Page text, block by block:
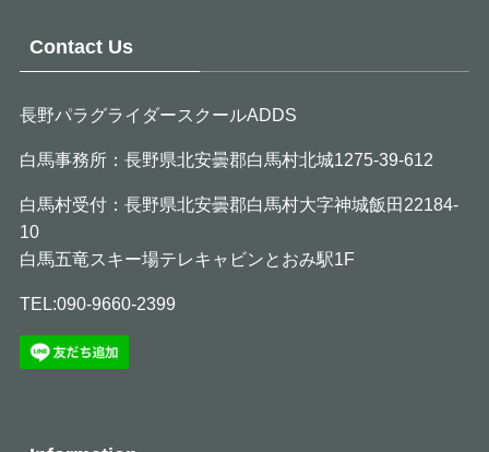
Contact Us
長野パラグライダースクールADDS
白馬事務所：長野県北安曇郡白馬村北城1275-39-612
白馬村受付：長野県北安曇郡白馬村大字神城飯田22184-
10
白馬五竜スキー場テレキャビンとおみ駅1F
TEL:090-9660-2399